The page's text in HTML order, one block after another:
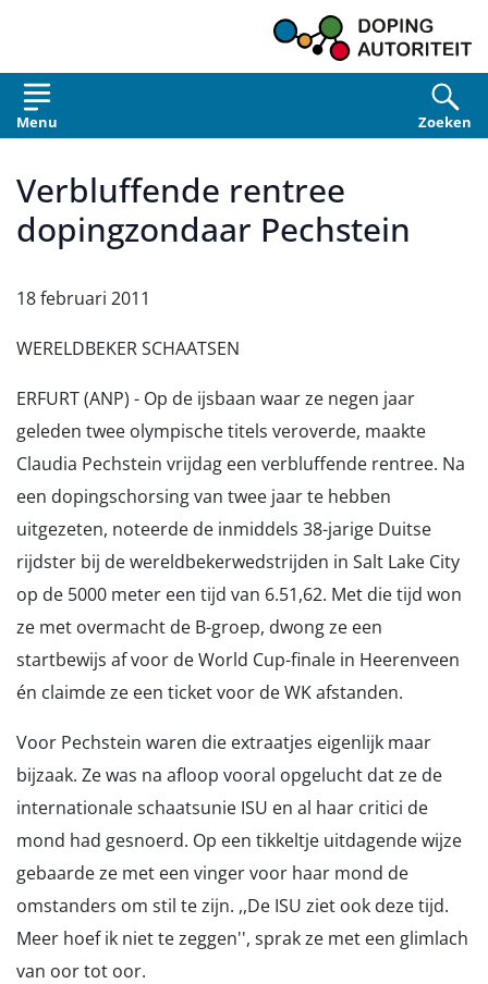
Menu Zoeken
Verbluffende rentree
dopingzondaar Pechstein
18 februari 2011
WERELDBEKER SCHAATSEN
ERFURT (ANP) - Op de ijsbaan waar ze negen jaar
geleden twee olympische titels veroverde, maakte
Claudia Pechstein vrijdag een verbluffende rentree. Na
een dopingschorsing van twee jaar te hebben
uitgezeten, noteerde de inmiddels 38-jarige Duitse
rijdster bij de wereldbekerwedstrijden in Salt Lake City
op de 5000 meter een tijd van 6.51,62. Met die tijd won
ze met overmacht de B-groep, dwong ze een
startbewijs af voor de World Cup-finale in Heerenveen
én claimde ze een ticket voor de WK afstanden.
Voor Pechstein waren die extraatjes eigenlijk maar
bijzaak. Ze was na afloop vooral opgelucht dat ze de
internationale schaatsunie ISU en al haar critici de
mond had gesnoerd. Op een tikkeltje uitdagende wijze
gebaarde ze met een vinger voor haar mond de
omstanders om stil te zijn. ,,De ISU ziet ook deze tijd.
Meer hoef ik niet te zeggen'', sprak ze met een glimlach
van oor tot oor.